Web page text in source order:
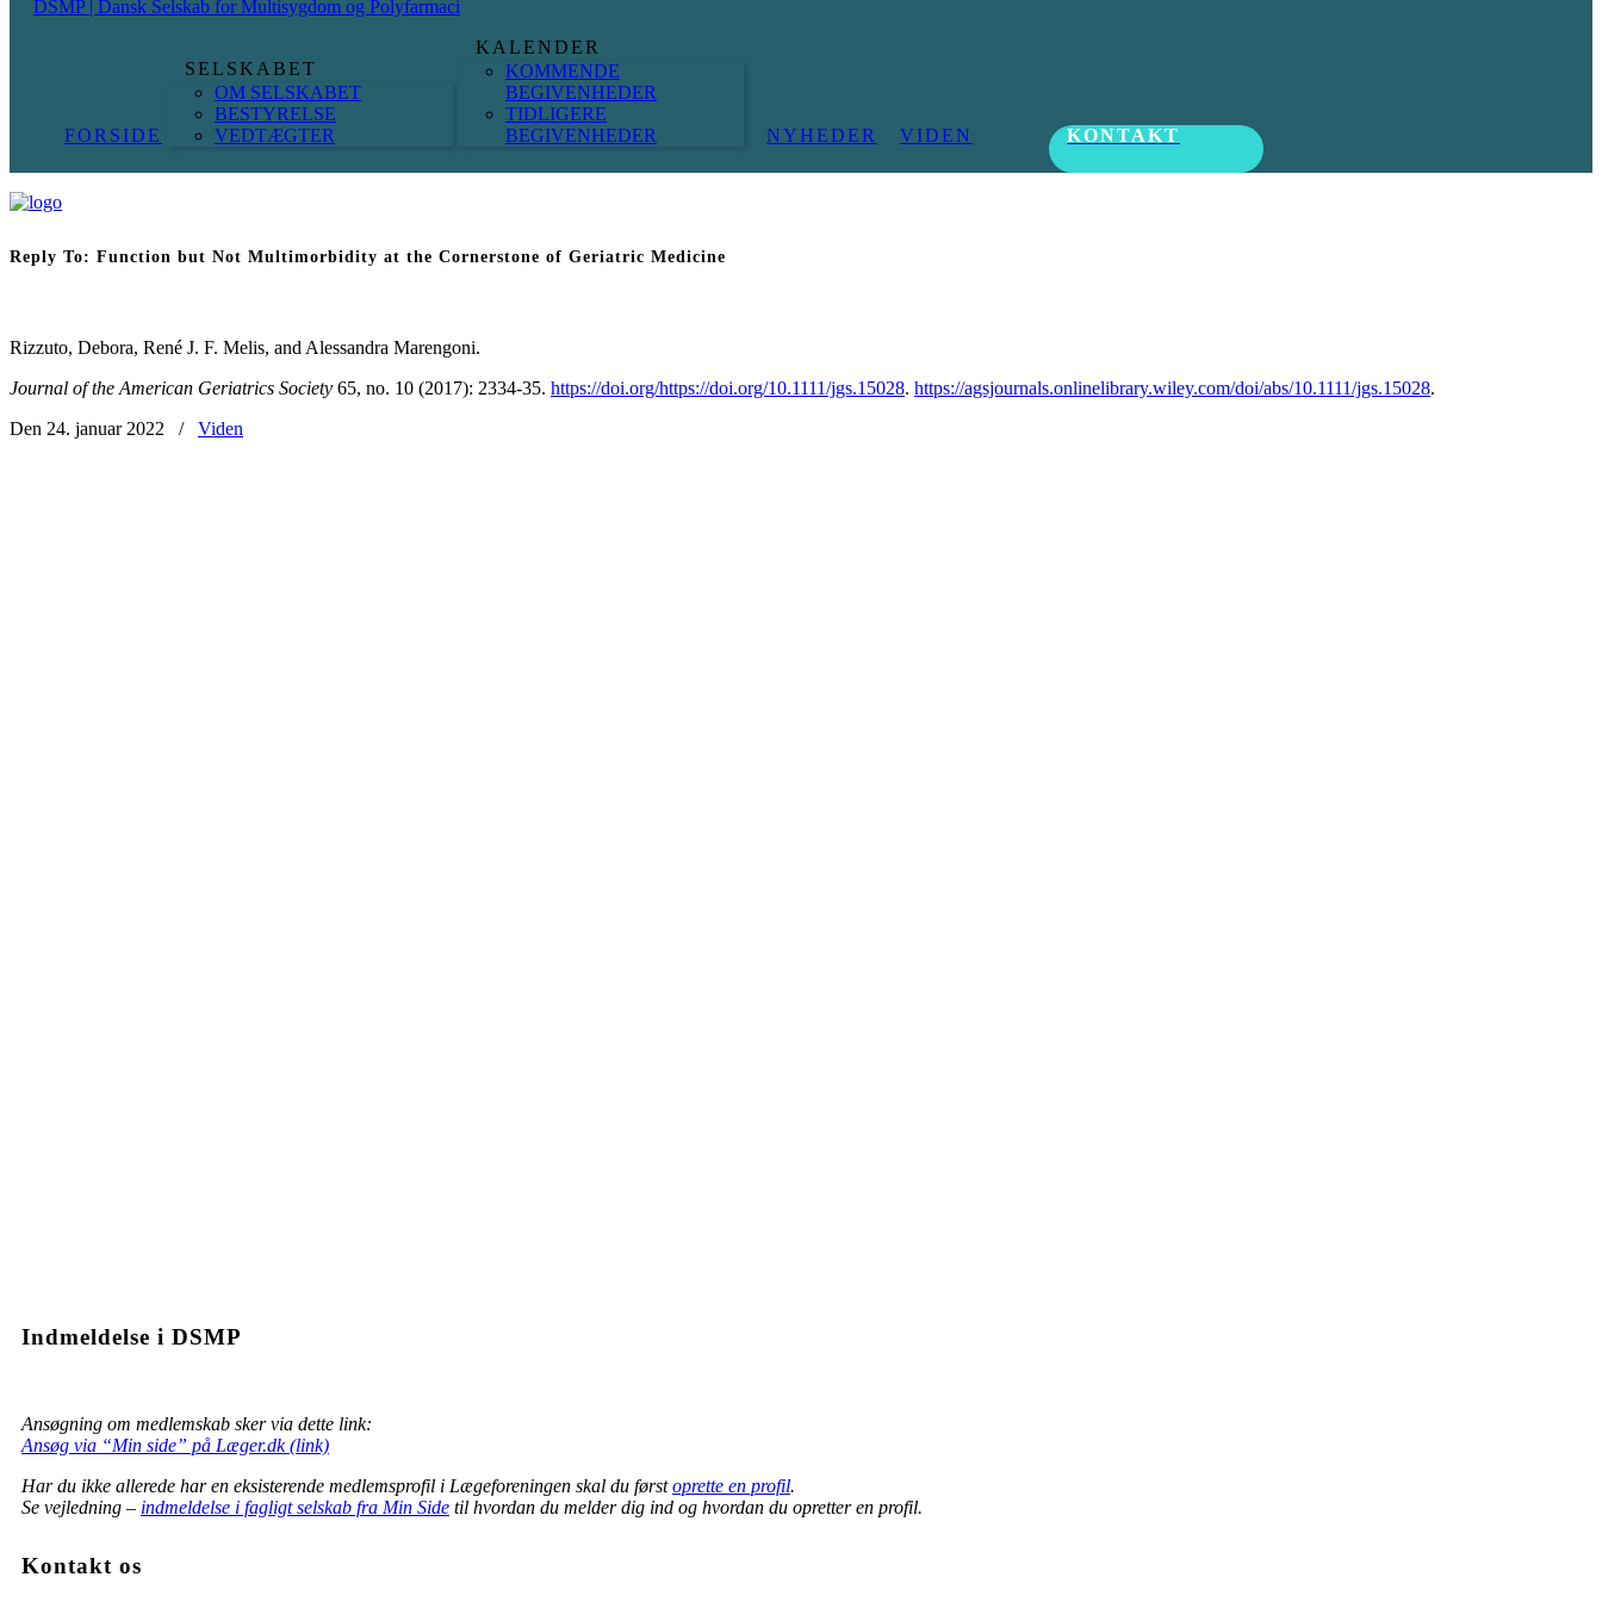
DSMP | Dansk Selskab for Multisygdom og Polyfarmaci
FORSIDE
SELSKABET
OM SELSKABET
BESTYRELSE
VEDTÆGTER
KALENDER
KOMMENDE
BEGIVENHEDER
TIDLIGERE
BEGIVENHEDER
NYHEDER VIDEN KONTAKT
Reply To: Function but Not Multimorbidity at the Cornerstone of Geriatric Medicine
Rizzuto, Debora, René J. F. Melis, and Alessandra Marengoni.
Journal of the American Geriatrics Society 65, no. 10 (2017): 2334-35. https://doi.org/https://doi.org/10.1111/jgs.15028. https://agsjournals.onlinelibrary.wiley.com/doi/abs/10.1111/jgs.15028.
Den 24. januar 2022
/ Viden
Indmeldelse i DSMP
Ansøgning om medlemskab sker via dette link:
Ansøg via “Min side” på Læger.dk (link)
Har du ikke allerede har en eksisterende medlemsprofil i Lægeforeningen skal du førstoprette en profil.
Se vejledning – indmeldelse i fagligt selskab fra Min Side til hvordan du melder dig ind og hvordan du opretter en profil.
Kontakt os